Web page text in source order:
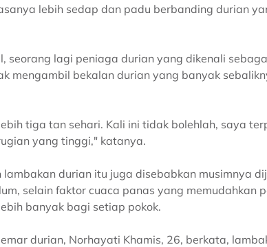
lebih sedap dan padu berbanding durian
seorang lagi peniaga durian yang dikenali
mengambil bekalan durian yang banyak
tiga tan sehari. Kali ini tidak bolehlah, saya
yang tinggi," katanya.
lambakan durian itu juga disebabkan musimnya
selain faktor cuaca panas yang memudahkan
banyak bagi setiap pokok.
durian, Norhayati Khamis, 26, berkata,